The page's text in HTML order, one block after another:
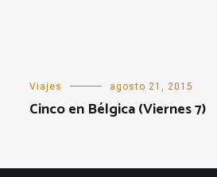
Viajes agosto 21, 2015
Cinco en Bélgica (Viernes 7)